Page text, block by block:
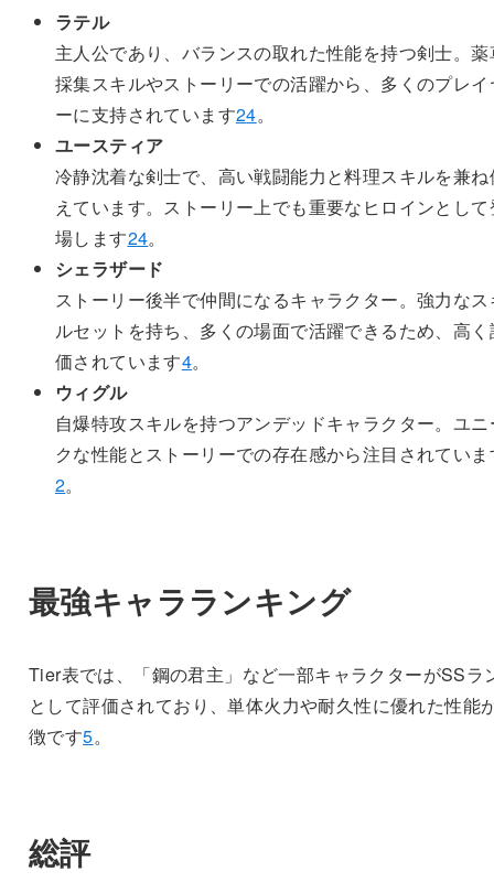
ラテル
主人公であり、バランスの取れた性能を持つ剣士。薬
採集スキルやストーリーでの活躍から、多くのプレイ
ーに支持されています24。
ユースティア
冷静沈着な剣士で、高い戦闘能力と料理スキルを兼ね
えています。ストーリー上でも重要なヒロインとして
場します24。
シェラザード
ストーリー後半で仲間になるキャラクター。強力なス
ルセットを持ち、多くの場面で活躍できるため、高く
価されています4。
ウィグル
自爆特攻スキルを持つアンデッドキャラクター。ユニ
クな性能とストーリーでの存在感から注目されていま
2。
最強キャラランキング
Tier表では、「鋼の君主」など一部キャラクターがSSラ
として評価されており、単体火力や耐久性に優れた性能
徴です5。
総評